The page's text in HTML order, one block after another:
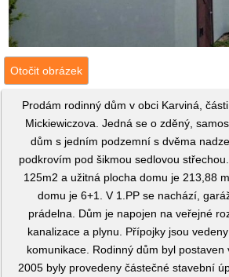
Otočit obrázek
Prodám rodinný dům v obci Karviná,
Mickiewiczova. Jedná se o zděný,
dům s jedním podzemní s dvěma
podkrovím pod šikmou sedlovou
125m2 a užitná plocha domu je 213,88
domu je 6+1. V 1.PP se nachází,
prádelna. Dům je napojen na veřejné
kanalizace a plynu. Přípojky jsou
komunikace. Rodinný dům byl postaven
2005 byly provedeny částečné stavební